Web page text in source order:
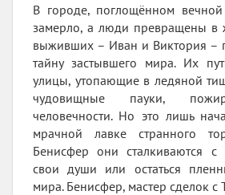
В городе, поглощённом
замерло, а люди превращены в
выживших – Иван и Виктория –
тайну застывшего мира. Их
улицы, утопающие в ледяной
чудовищные пауки,
человечности. Но это лишь
мрачной лавке странного
Бенисфер они сталкиваются
свои души или остаться
мира. Бенисфер, мастер сделок с